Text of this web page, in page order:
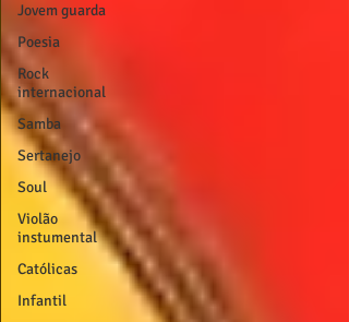
Jovem guarda
Poesia
Rock
internacional
Samba
Sertanejo
Soul
Violão
instumental
Católicas
Infantil